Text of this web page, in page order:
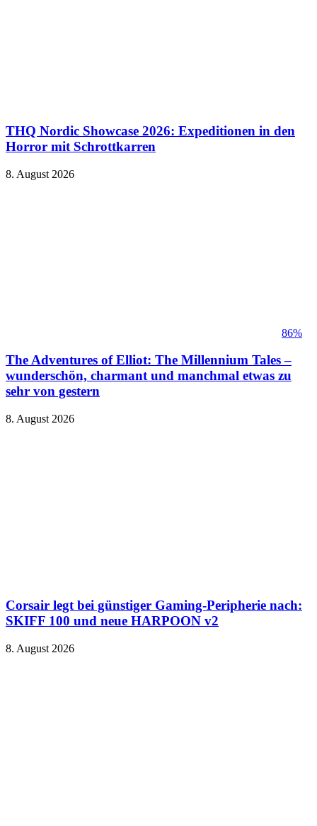
THQ Nordic Showcase 2026: Expeditionen in den
Horror mit Schrottkarren
8. August 2026
86%
The Adventures of Elliot: The Millennium Tales –
wunderschön, charmant und manchmal etwas zu
sehr von gestern
8. August 2026
Corsair legt bei günstiger Gaming-Peripherie nach:
SKIFF 100 und neue HARPOON v2
8. August 2026